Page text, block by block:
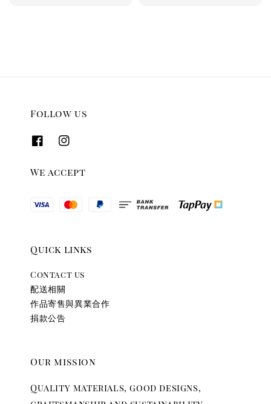
Follow us
We accept
Quick links
Contact us
配送相關
作品寄售與異業合作
捐款公告
Our mission
Quality materials, good designs,